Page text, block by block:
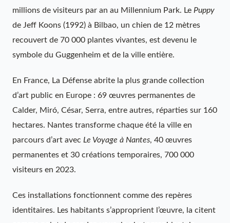
millions de visiteurs par an au Millennium Park. Le Puppy
de Jeff Koons (1992) à Bilbao, un chien de 12 mètres
recouvert de 70 000 plantes vivantes, est devenu le
symbole du Guggenheim et de la ville entière.
En France, La Défense abrite la plus grande collection
d’art public en Europe : 69 œuvres permanentes de
Calder, Miró, César, Serra, entre autres, réparties sur 160
hectares. Nantes transforme chaque été la ville en
parcours d’art avec Le Voyage à Nantes, 40 œuvres
permanentes et 30 créations temporaires, 700 000
visiteurs en 2023.
Ces installations fonctionnent comme des repères
identitaires. Les habitants s’approprient l’œuvre, la citent